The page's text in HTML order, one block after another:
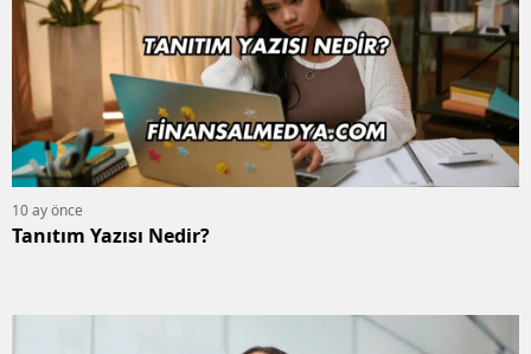
10 ay önce
Tanıtım Yazısı Nedir?